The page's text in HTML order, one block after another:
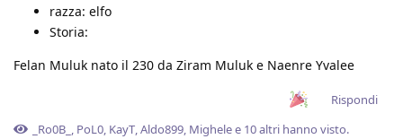
razza: elfo
Storia:
Felan Muluk nato il 230 da Ziram Muluk e Naenre Yvalee
Rispondi
_Ro0B_ , PoL0, KayT,Aldo899, Mighelee 10altri hanno visto.